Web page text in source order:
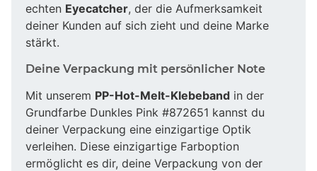
echten Eyecatcher, der die Aufmerksamkeit
deiner Kunden auf sich zieht und deine Marke
stärkt.
Deine Verpackung mit persönlicher Note
Mit unserem PP-Hot-Melt-Klebeband in der
Grundfarbe Dunkles Pink #872651 kannst du
deiner Verpackung eine einzigartige Optik
verleihen. Diese einzigartige Farboption
ermöglicht es dir, deine Verpackung von der